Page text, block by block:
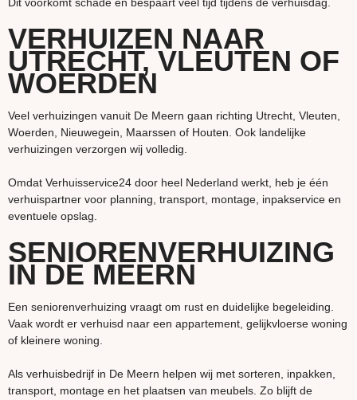
VERHUIZEN NAAR
UTRECHT, VLEUTEN OF
WOERDEN
Veel verhuizingen vanuit De Meern gaan richting Utrecht, Vleuten,
Woerden, Nieuwegein, Maarssen of Houten. Ook landelijke
verhuizingen verzorgen wij volledig.
Omdat Verhuisservice24 door heel Nederland werkt, heb je één
verhuispartner voor planning, transport, montage, inpakservice en
eventuele opslag.
SENIORENVERHUIZING
IN DE MEERN
Een seniorenverhuizing vraagt om rust en duidelijke begeleiding.
Vaak wordt er verhuisd naar een appartement, gelijkvloerse woning
of kleinere woning.
Als verhuisbedrijf in De Meern helpen wij met sorteren, inpakken,
transport, montage en het plaatsen van meubels. Zo blijft de